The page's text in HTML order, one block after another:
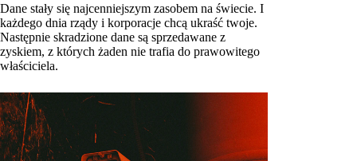
Dane stały się najcenniejszym zasobem na świecie. I
każdego dnia rządy i korporacje chcą ukraść twoje.
Następnie skradzione dane są sprzedawane z
zyskiem, z których żaden nie trafia do prawowitego
właściciela.